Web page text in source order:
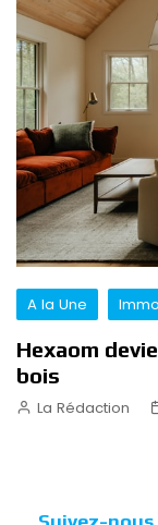
A la Une
Hexaom
bois
La Rédaction